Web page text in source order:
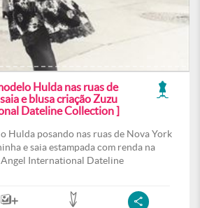
Hulda nas ruas de
e blusa criação Zuzu
Dateline Collection ]
Hulda posando nas ruas de Nova York
e saia estampada com renda na
International Dateline